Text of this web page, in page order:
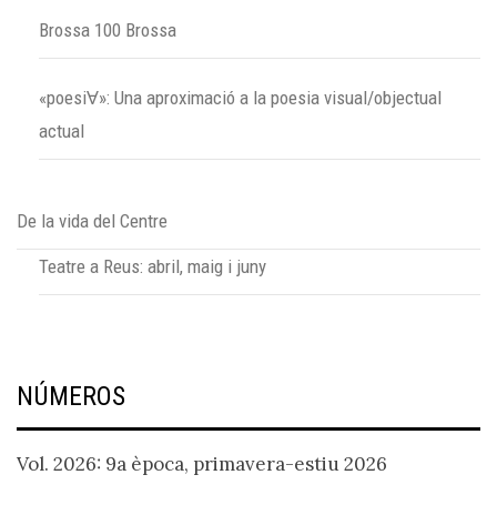
Brossa 100 Brossa
«poesiⱯ»: Una aproximació a la poesia visual/objectual
actual
De la vida del Centre
Teatre a Reus: abril, maig i juny
NÚMEROS
Vol. 2026: 9a època, primavera-estiu 2026